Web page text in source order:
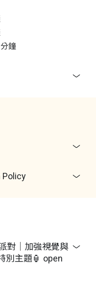
鐘
Policy
對｜加強視覺與
別主題🏮 open